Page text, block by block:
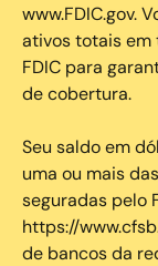
www.FDIC.gov.
ativos totais em
FDIC para
de cobertura.
Seu saldo em
uma ou mais
seguradas pelo
https://
de bancos da